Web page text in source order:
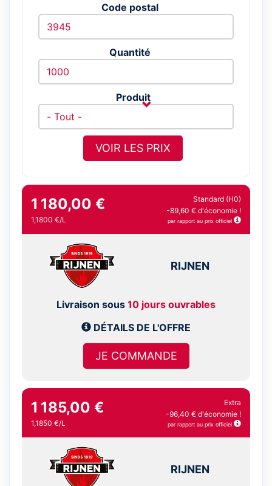
Code postal
Quantité
Produit
VOIR LES PRIX
1 180,00 €
1,1800 €/L
Standard (H0)
-89,60 € d'économie !
par rapport au prix officiel
RIJNEN
Livraison sous 10 jours ouvrables
DÉTAILS DE L'OFFRE
JE COMMANDE
1 185,00 €
1,1850 €/L
Extra
-96,40 € d'économie !
par rapport au prix officiel
RIJNEN